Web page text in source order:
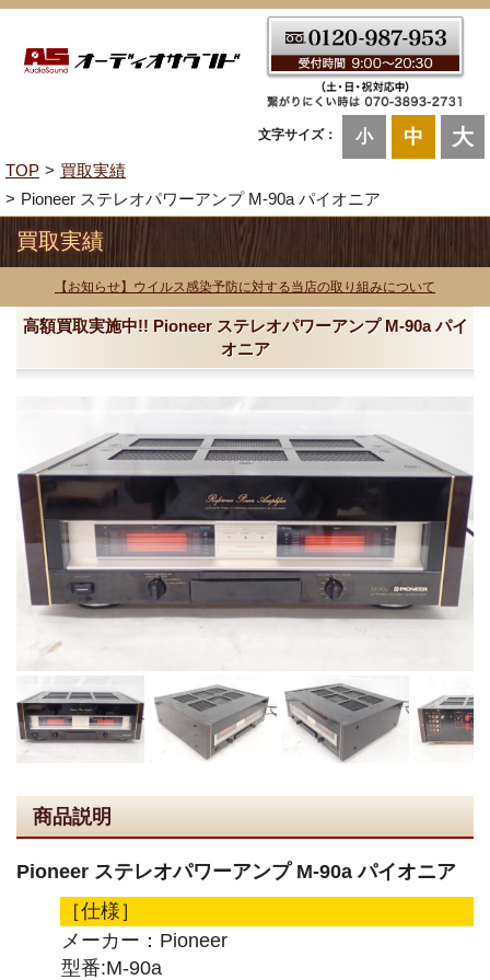
文字サイズ： 小 中 大
TOP
買取実績
Pioneer ステレオパワーアンプ M-90a パイオニア
買取実績
【お知らせ】ウイルス感染予防に対する当店の取り組みについて
高額買取実施中!! Pioneer ステレオパワーアンプ M-90a パイ
オニア
商品説明
Pioneer ステレオパワーアンプ M-90a パイオニア
［仕様］
メーカー：Pioneer
型番:M-90a